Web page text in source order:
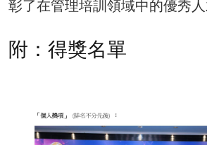
彰了在管理培訓領域中的優秀人
附：得獎名單